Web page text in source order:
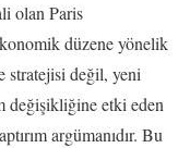
olan Paris
düzene yönelik
stratejisi değil, yeni
değişikliğine etki eden
argümanıdır. Bu